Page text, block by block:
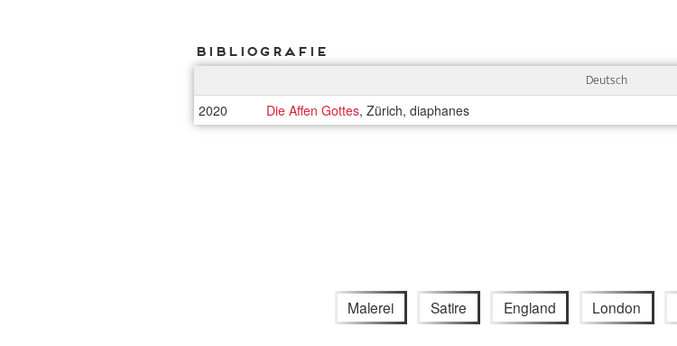
Bibliografie
Deutsch
2020 Die Affen Gottes, Zürich, diaphanes
Malerei Satire England London